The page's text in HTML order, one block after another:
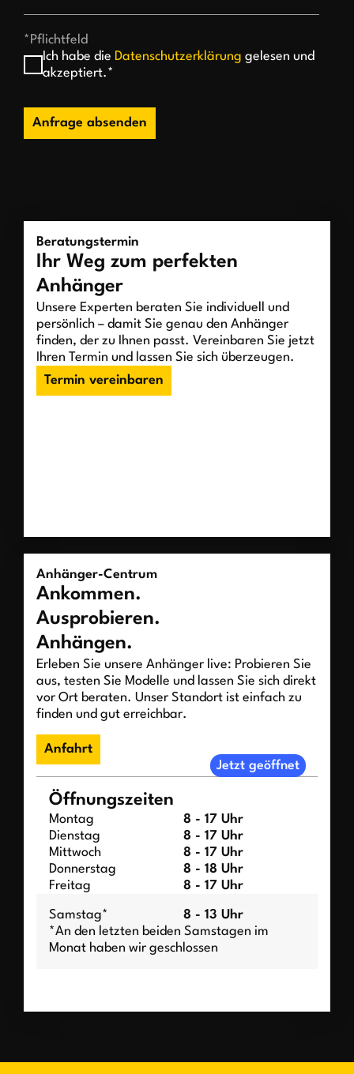
*Pflichtfeld
Ich habe die Datenschutzerklärung gelesen und
akzeptiert.*
Anfrage absenden
Beratungstermin
Ihr Weg zum perfekten
Anhänger
Unsere Experten beraten Sie individuell und
persönlich – damit Sie genau den Anhänger
finden, der zu Ihnen passt. Vereinbaren Sie jetzt
Ihren Termin und lassen Sie sich überzeugen.
Termin vereinbaren
Anhänger-Centrum
Ankommen.
Ausprobieren.
Anhängen.
Erleben Sie unsere Anhänger live: Probieren Sie
aus, testen Sie Modelle und lassen Sie sich direkt
vor Ort beraten. Unser Standort ist einfach zu
finden und gut erreichbar.
Anfahrt
Jetzt geöffnet
Öffnungszeiten
Montag
8 - 17 Uhr
Dienstag
8 - 17 Uhr
Mittwoch
8 - 17 Uhr
Donnerstag
8 - 18 Uhr
Freitag
8 - 17 Uhr
Samstag*
8 - 13 Uhr
*An den letzten beiden Samstagen im
Monat haben wir geschlossen